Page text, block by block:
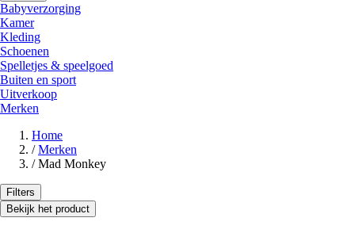
Babyverzorging
Kamer
Kleding
Schoenen
Spelletjes & speelgoed
Buiten en sport
Uitverkoop
Merken
Home
/ Merken
/ Mad Monkey
Filters
Bekijk het product